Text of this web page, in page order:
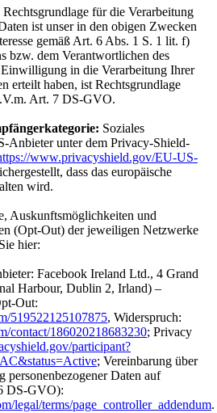
für die Verarbeitung
ist unser in den obigen Zwecken
gemäß Art. 6 Abs. 1 S. 1 lit. f)
bzw. dem Verantwortlichen des
in die Verarbeitung Ihrer
erteilt haben, ist Rechtsgrundlage
Art. 7 DS-GVO.
Soziales
Anbieter unter dem Privacy-Shield-
www.privacyshield.gov/EU-US-
dass das europäische
wird.
Auskunftsmöglichkeiten und
(Opt-Out) der jeweiligen Netzwerke
hier:
Facebook Ireland Ltd., 4 Grand
Harbour, Dublin 2, Irland) –
Out:
519522125107875, Widerspruch:
contact/186020218683230; Privacy
participant?
; Vereinbarung über
personenbezogener Daten auf
DS-GVO):
legal/terms/page_controller_addendum.